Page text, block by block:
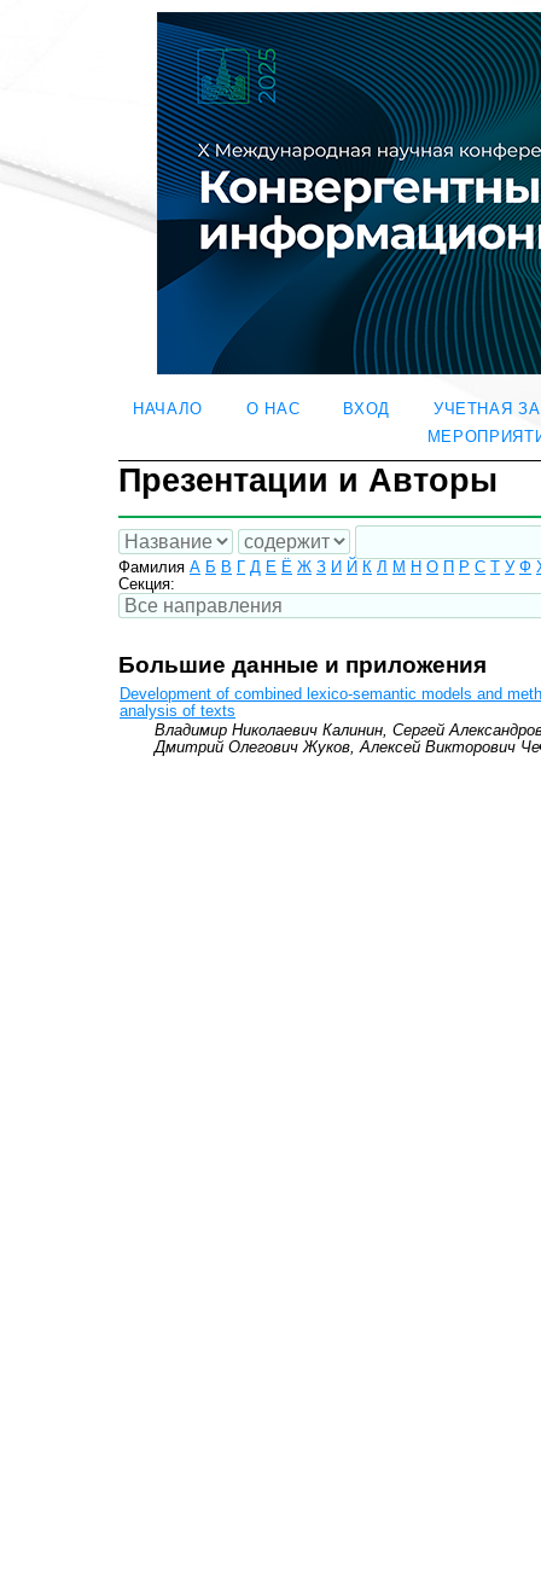
НАЧАЛО О НАС ВХОД
УЧЕТНАЯ
Презентации и Авторы
Фамилия А Б В Д Е Ё Ж З И Й К Л М Н О Р С У Ф
Секция:
Большие данные и приложения
Development of combined lexico-semantic models and
analysis of texts
Владимир Николаевич Калинин, Сергей
Дмитрий Олегович Жуков, Алексей Викторович